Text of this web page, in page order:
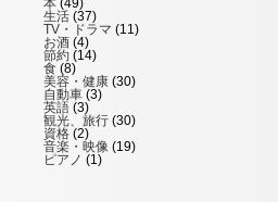
生活 (37)
TV・ドラマ (11)
お酒 (4)
節約 (14)
食 (8)
美容・健康 (30)
自動車 (3)
英語 (3)
観光、旅行 (30)
資格 (2)
音楽・映像 (19)
ピアノ (1)